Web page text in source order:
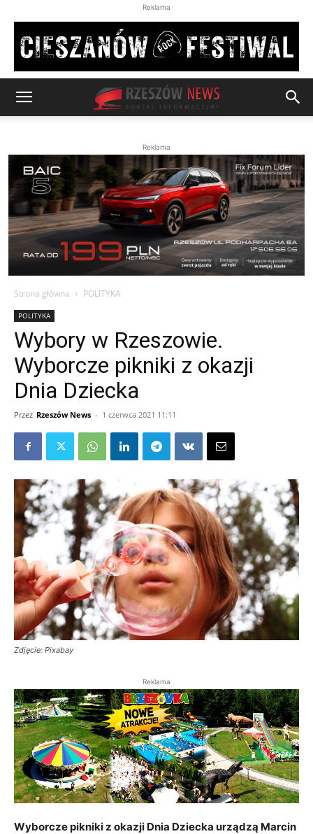
Reklama
Reklama
Strona główna POLITYKA
POLITYKA
Wybory w Rzeszowie.
Wyborcze pikniki z okazji
Dnia Dziecka
Przez Rzeszów News - 1 czerwca 2021 11:11
Zdjęcie: Pixabay
Reklama
Wyborcze pikniki z okazji Dnia Dziecka urządzą Marcin